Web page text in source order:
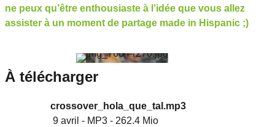
ne peux qu’être enthousiaste à l’idée que vous allez
assister à un moment de partage made in Hispanic ;)
À télécharger
crossover_hola_que_tal.mp3
9 avril - MP3 - 262.4 Mio